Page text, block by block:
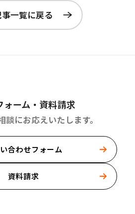
事一覧に戻る
ォーム・資料請求
にお応えいたします。
合わせフォーム
資料請求